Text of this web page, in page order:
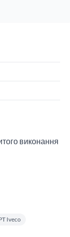
виконання
Iveco